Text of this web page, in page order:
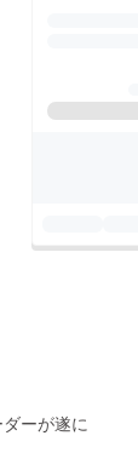
ダーが遂に